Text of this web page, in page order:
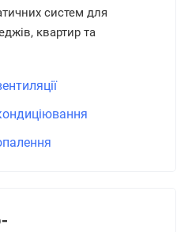
систем для
квартир та